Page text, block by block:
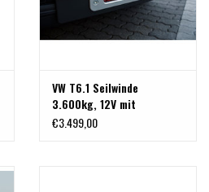
VW T6.1 Seilwinde
3.600kg, 12V mit
Kunststoffseil
€3.499,00